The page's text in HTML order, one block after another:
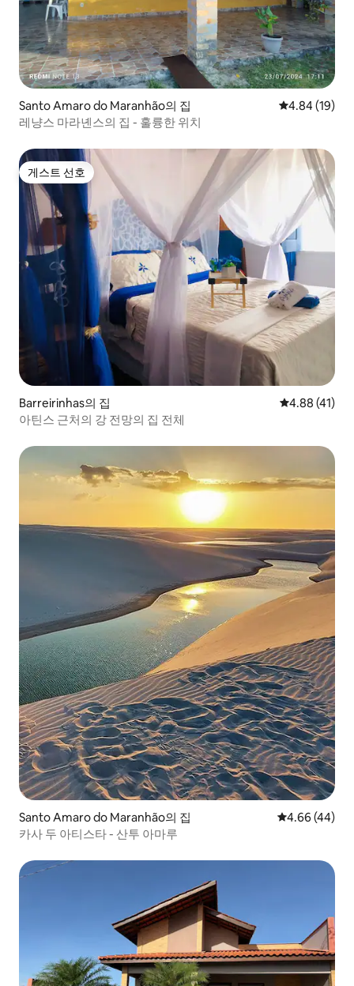
Santo Amaro do Maranhão의 집 평점 4.84점(5
4.84 (19)
레냥스 마라녠스의 집 - 훌륭한 위치
게스트 선호
게스트 선호
Barreirinhas의 집 평점 4.88점
4.88 (41)
아틴스 근처의 강 전망의 집 전체
Santo Amaro do Maranhão의 집 평점 4.66점(5
4.66 (44)
카사 두 아티스타 - 산투 아마루